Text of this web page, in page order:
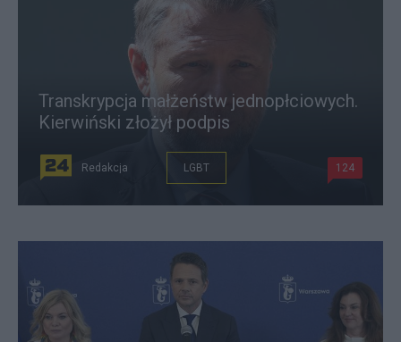
Transkrypcja małżeństw jednopłciowych.
Kierwiński złożył podpis
Redakcja LGBT 124